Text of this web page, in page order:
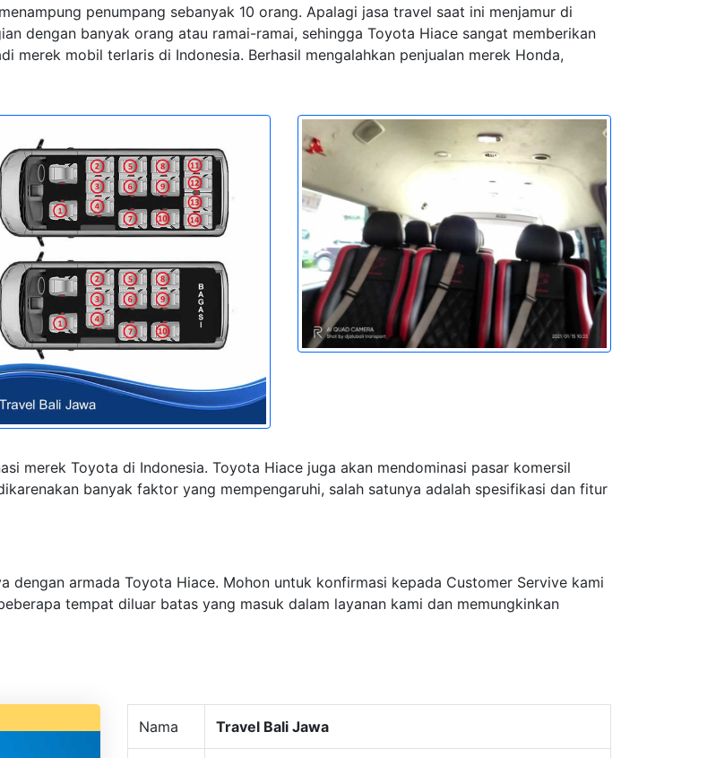
penumpang sebanyak 10 orang. Apalagi jasa travel saat ini menjamur di
dengan banyak orang atau ramai-ramai, sehingga Toyota Hiace sangat memberikan
merek mobil terlaris di Indonesia. Berhasil mengalahkan penjualan merek Honda,
merek Toyota di Indonesia. Toyota Hiace juga akan mendominasi pasar komersil
banyak faktor yang mempengaruhi, salah satunya adalah spesifikasi dan fitur
dengan armada Toyota Hiace. Mohon untuk konfirmasi kepada Customer Servive kami
tempat diluar batas yang masuk dalam layanan kami dan memungkinkan
Nama Travel Bali Jawa